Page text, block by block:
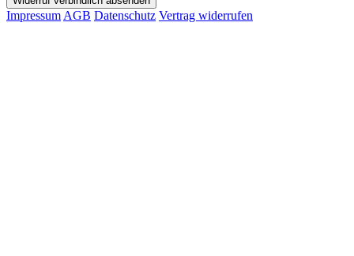
Impressum AGB Datenschutz Vertrag widerrufen